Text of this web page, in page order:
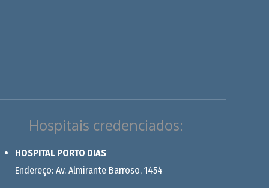
Hospitais credenciados:
HOSPITAL PORTO DIAS
Endereço: Av. Almirante Barroso, 1454